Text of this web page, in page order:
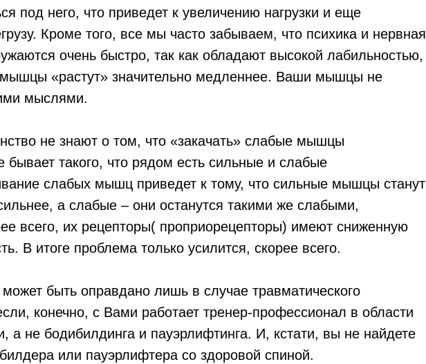
под него, что приведет к увеличению нагрузки и еще
Кроме того, все мы часто забываем, что психика и нервная
очень быстро, так как обладают высокой лабильностью,
мышцы «растут» значительно медленнее. Ваши мышцы не
мыслями.
не знают о том, что «закачать» слабые мышцы
бывает такого, что рядом есть сильные и слабые
слабых мышц приведет к тому, что сильные мышцы станут
а слабые – они останутся такими же слабыми,
всего, их рецепторы( проприорецепторы) имеют сниженную
В итоге проблема только усилится, скорее всего.
быть оправдано лишь в случае травматического
конечно, с Вами работает тренер-профессионал в области
а не бодибилдинга и пауэрлифтинга. И, кстати, вы не найдете
или пауэрлифтера со здоровой спиной.